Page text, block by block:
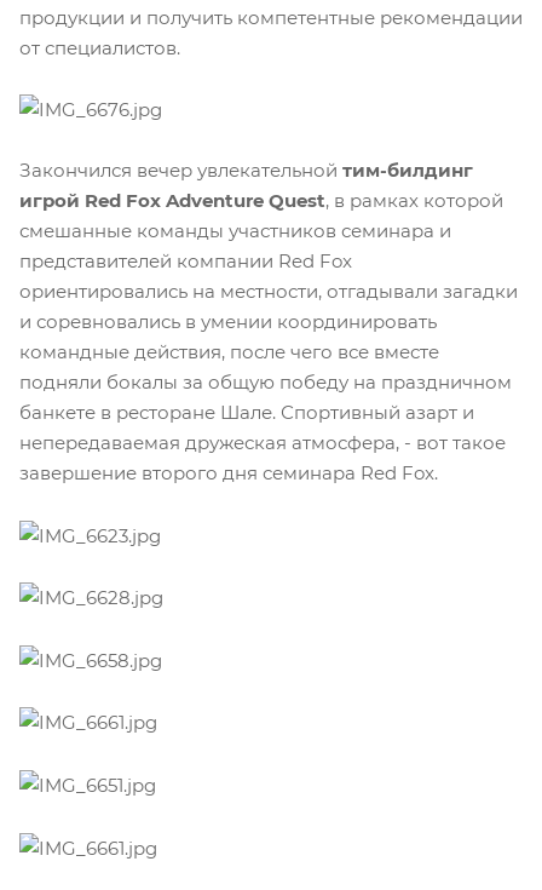
продукции и получить компетентные рекомендации
от специалистов.
Закончился вечер увлекательной тим-билдинг
игрой Red Fox Adventure Quest, в рамках которой
смешанные команды участников семинара и
представителей компании Red Fox
ориентировались на местности, отгадывали загадки
и соревновались в умении координировать
командные действия, после чего все вместе
подняли бокалы за общую победу на праздничном
банкете в ресторане Шале. Спортивный азарт и
непередаваемая дружеская атмосфера, - вот такое
завершение второго дня семинара Red Fox.